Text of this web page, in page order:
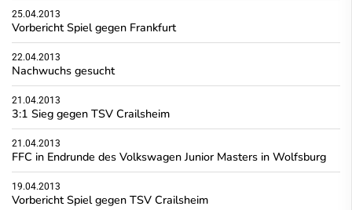
25.04.2013
Vorbericht Spiel gegen Frankfurt
22.04.2013
Nachwuchs gesucht
21.04.2013
3:1 Sieg gegen TSV Crailsheim
21.04.2013
FFC in Endrunde des Volkswagen Junior Masters in Wolfsburg
19.04.2013
Vorbericht Spiel gegen TSV Crailsheim